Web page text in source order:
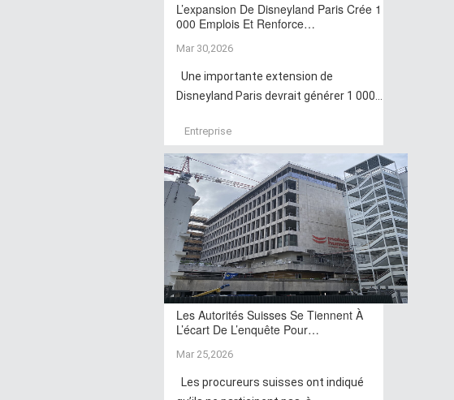
L’expansion De Disneyland Paris Crée 1
000 Emplois Et Renforce…
Mar 30,2026
Une importante extension de
Disneyland Paris devrait générer 1 000...
Entreprise
Les Autorités Suisses Se Tiennent À
L’écart De L’enquête Pour…
Mar 25,2026
Les procureurs suisses ont indiqué